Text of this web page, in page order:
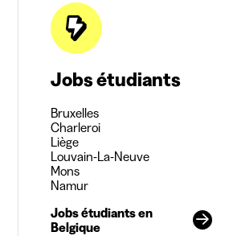
Jobs étudiants
Bruxelles
Charleroi
Liège
Louvain-La-Neuve
Mons
Namur
Jobs étudiants en
Belgique